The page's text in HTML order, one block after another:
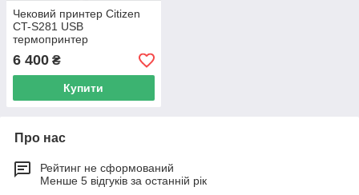
Чековий принтер Citizen
CT-S281 USB
термопринтер
6 400 ₴
Купити
Про нас
Рейтинг не сформований
Менше 5 відгуків за останній рік